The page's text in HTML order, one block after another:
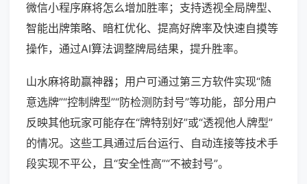
微信小程序麻将怎么增加胜率；支持透视全局牌型、
智能出牌策略、暗杠优化、提高好牌率及快速自摸等
操作，通过AI算法调整牌局结果，提升胜率。
山水麻将助赢神器；用户可通过第三方软件实现“随
意选牌”“控制牌型”“防检测防封号”等功能，部分用户
反映其他玩家可能存在“牌特别好”或“透视他人牌型”
的情况。这些工具通过后台运行、自动连接等技术手
段实现不平公，且“安全性高”“不被封号”。